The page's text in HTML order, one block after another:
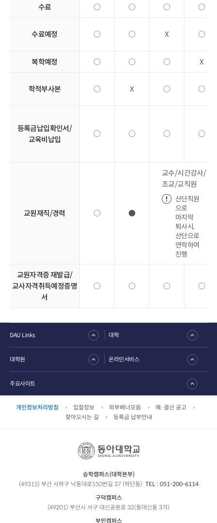
수료 ○ ○ ○ ○
수료예정 ○ ○ X ○
복학예정 ○ ○ ○ X
학적부사본 ○ X ○ ○
등록금납입확인서/
교육비납입
○ ○ ○ ○
교원재직/경력 ○ ●
교수/시간강사/
조교/교직원
산단직원
으로
마지막
퇴사시,
산단으로
연락하여
진행
교원자격증 재발급/
교사자격취득예정증명
서
○ ○ ○ ○
개인정보처리방침 입찰정보 외부배너모음
예·결산 공고
찾아오시는 길
등록금 납부안내
DAU Links 대학
대학원 온라인서비스
주요사이트
승학캠퍼스(대학본부)
(49315) 부산 사하구 낙동대로550번길 37 (하단동) TEL : 051-200-6114
구덕캠퍼스
(49201) 부산시 서구 대신공원로 32(동대신동 3가)
부민캠퍼스